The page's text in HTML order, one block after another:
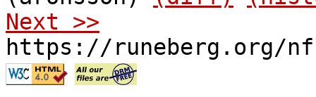
Next >>
https://runeberg.org/